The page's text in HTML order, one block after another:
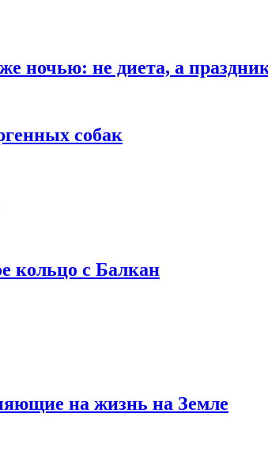
ночью: не диета, а
собак
кольцо с Балкан
на жизнь на Земле